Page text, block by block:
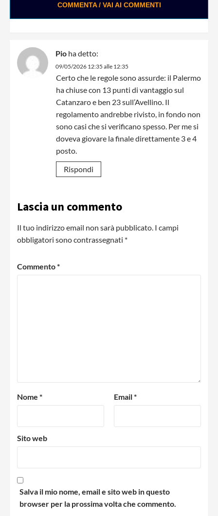
COMMENTA / VAI AI COMMENTI
Pio ha detto:
09/05/2026 12:35 alle 12:35
Certo che le regole sono assurde: il Palermo
ha chiuse con 13 punti di vantaggio sul
Catanzaro e ben 23 sull’Avellino. Il
regolamento andrebbe rivisto, in fondo non
sono casi che si verificano spesso. Per me si
doveva giovare la finale direttamente 3 e 4
posto.
Rispondi
Lascia un commento
Il tuo indirizzo email non sarà pubblicato. I campi
obbligatori sono contrassegnati *
Commento*
Nome * Email*
Sito web
Salva il mio nome, email e sito web in questo
browser per la prossima volta che commento.